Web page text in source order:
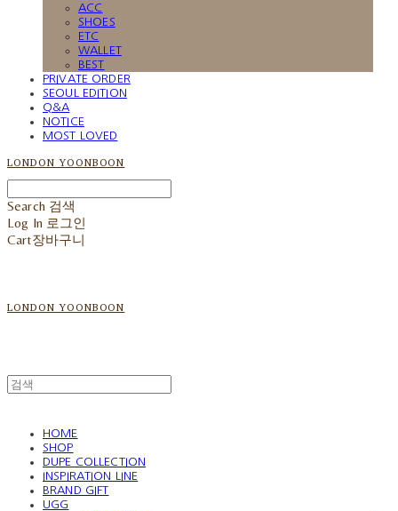
ACC
SHOES
ETC
WALLET
BEST
PRIVATE ORDER
SEOUL EDITION
Q&A
NOTICE
MOST LOVED
LONDON YOONBOON
Search 검색
Log In 로그인
Cart장바구니
LONDON YOONBOON
HOME
SHOP
DUPE COLLECTION
INSPIRATION LINE
BRAND GIFT
UGG